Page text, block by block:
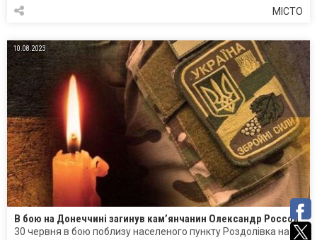
МІСТО
10.08.2023
В бою на Донеччині загинув кам’янчанин Олександр Россол
30 червня в бою поблизу населеного пункту Роздолівка на